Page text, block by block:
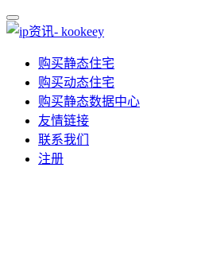
购买静态住宅
购买动态住宅
购买静态数据中心
友情链接
联系我们
注册